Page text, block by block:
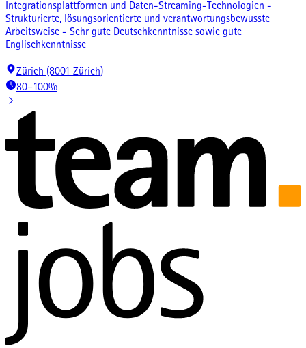
Integrationsplattformen und Daten-Streaming-Technologien -
Strukturierte, lösungsorientierte und verantwortungsbewusste
Arbeitsweise - Sehr gute Deutschkenntnisse sowie gute
Englischkenntnisse
Zürich (8001 Zürich)
80–100%